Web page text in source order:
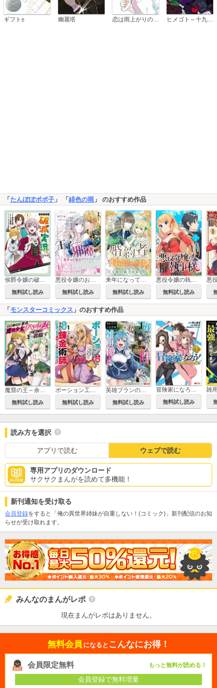
ギフト± 幽麗塔 恋は雨上がりのように ヒメゴト～十九歳の制服～
「 たんぽぽポポ子 」 「 緋色の雨 」 のおすすめ作品
無料試し読み 無料試し読み 無料試し読み 無料試し読み
「モンスターコミックス 」のおすすめ作品
無料試し読み 無料試し読み 無料試し読み
冒険家になろう！～スキルボードでダンジョン攻略～（コミック）
無料試し読み
読み方を選択
アプリで読む ウェブで読む
専用アプリのダウンロード
サクサクまんがを読めて多機能！
新刊通知を受け取る
会員登録をすると「俺の異世界姉妹が自重しない！(コミック)」新刊配信のお知
らせが受け取れます。
みんなのまんがレポ
現在まんがレポはありません。
無料会員 になると こんなにお得！
会員限定無料 もっと無料が読める！
会員登録で無料増量